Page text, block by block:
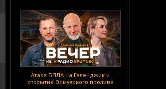
Атака БПЛА на Геленджик и
открытие Ормузского пролива